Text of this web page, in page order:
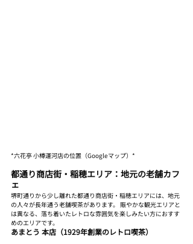
*六花亭 小樽運河店の位置（Googleマップ）*
都通り商店街・稲穂エリア：地元の老舗カフ
ェ
堺町通りから少し離れた都通り商店街・稲穂エリアには、地元
の人々が長年通う老舗喫茶があります。 賑やかな観光エリアと
は異なる、落ち着いたレトロな雰囲気を楽しみたい方におすす
めのエリアです。
あまとう 本店（1929年創業のレトロ喫茶）